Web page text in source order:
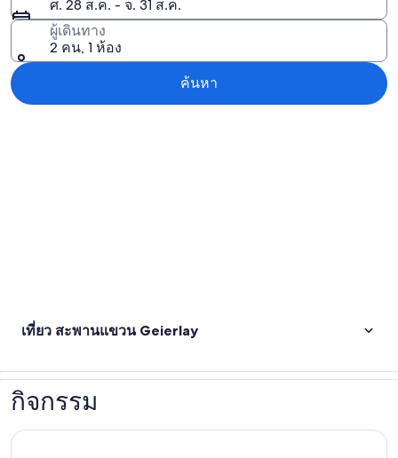
ศ. 28 ส.ค. - จ. 31 ส.ค.
ผู้เดินทาง
2 คน, 1 ห้อง
ค้นหา
เที่ยว สะพานแขวน Geierlay
กิจกรรม
Cochem: พาโนรามา Rundfahrt 1 Stunde, Option Ernst